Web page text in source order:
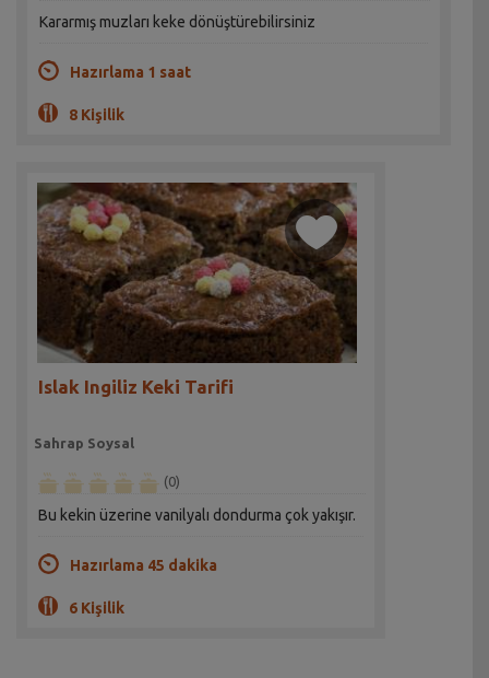
Kararmış muzları keke dönüştürebilirsiniz
Hazırlama 1 saat
8 Kişilik
Islak Ingiliz Keki Tarifi
Sahrap Soysal
(0)
Bu kekin üzerine vanilyalı dondurma çok yakışır.
Hazırlama 45 dakika
6 Kişilik